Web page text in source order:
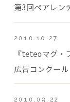
第3回ペアレン
2010.10.27
『teteoマグ・
広告コンクー
2010.09.22